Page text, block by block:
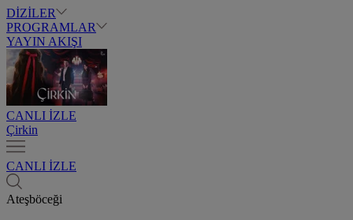
DİZİLER
PROGRAMLAR
YAYIN AKIŞI
CANLI İZLE
Çirkin
CANLI İZLE
Ateşböceği